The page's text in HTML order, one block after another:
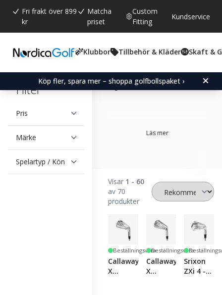
Fri frakt över 899
kr
Matcha
priset
Custom
Fitting
Kundservice
Klubbor Tillbehör & Kläder Skaft &
Köp fler, spara mer – shoppa golfbollspaket ›
Filter
Pris
Märke
Spelartyp / Kön
järnklubbor
Läs mer
Visar 1 - 60
av 70
produkter
Beställningsvara
Callaway
X
Beställningsvara
Callaway
X
Srixon
ZXi 4 -